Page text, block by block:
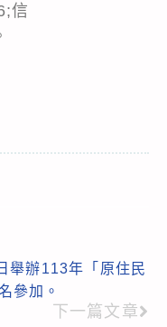
信
舉辦113年「原住民
參加。
下一篇文章